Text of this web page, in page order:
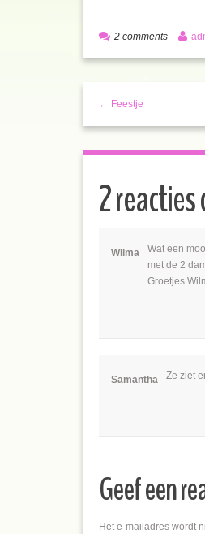
2 comments
← Feestje
2 reacties
Wilma
Wat een
met de 2
Groetjes
Samantha Ze ziet
Geef een
Het e-mailadres wordt